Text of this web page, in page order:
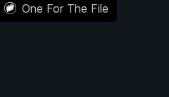
One For The File